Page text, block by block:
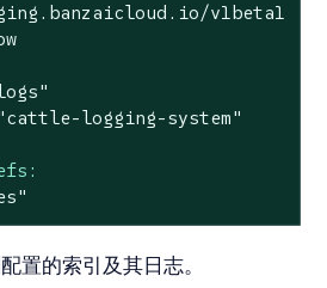
v1beta1
logging-system"
置的索引及其日志。